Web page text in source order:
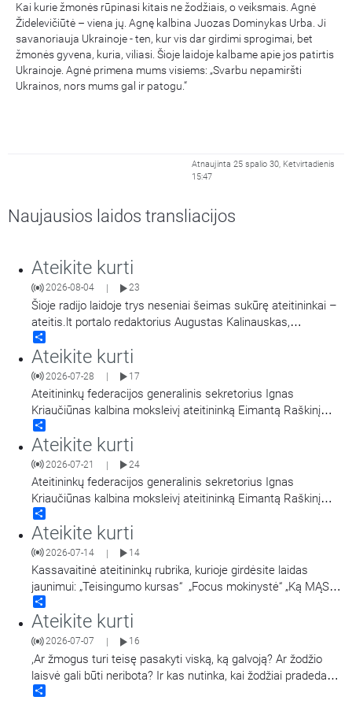
Kai kurie žmonės rūpinasi kitais ne žodžiais, o veiksmais. Agnė
Židelevičiūtė – viena jų. Agnę kalbina Juozas Dominykas Urba. Ji
savanoriauja Ukrainoje - ten, kur vis dar girdimi sprogimai, bet
žmonės gyvena, kuria, viliasi. Šioje laidoje kalbame apie jos patirtis
Ukrainoje. Agnė primena mums visiems: „Svarbu nepamiršti
Ukrainos, nors mums gal ir patogu.“
Atnaujinta 25 spalio 30, Ketvirtadienis
15:47
Naujausios laidos transliacijos
Ateikite kurti
2026-08-04 23
Šioje radijo laidoje trys neseniai šeimas sukūrę ateitininkai –
ateitis.lt portalo redaktorius Augustas Kalinauskas,
Ateitininkų federacijos generalinis sekretorius Ignas
Kriaučiūnas ir Lietuvos Respublikos prezidentūros Renginių ir
valstybinių apdovanojimų skyriuje dirbantis Rapolas Urbonas
aptaria klausimą, kodėl yra verta kurti šeimą? Taip pat
Ateikite kurti
2026-07-28 17
Ateitininkų federacijos generalinis sekretorius Ignas
Kriaučiūnas kalbina moksleivį ateitininką Eimantą Raškinį
apie jo atliktą mokinių tikėjimo tyrimą.
Ateikite kurti
2026-07-21 | 24
Ateitininkų federacijos generalinis sekretorius Ignas
Kriaučiūnas kalbina moksleivį ateitininką Eimantą Raškinį
apie jo atliktą mokinių tikėjimo tyrimą.
Ateikite kurti
2026-07-14 | 14
Kassavaitinė ateitininkų rubrika, kurioje girdėsite laidas
jaunimui: „Teisingumo kursas“ „Focus mokinystė“ „Ką MĄSto
moksleiviai?“ „Apie ugdymą“
Ateikite kurti
2026-07-07 16
,Ar žmogus turi teisę pasakyti viską, ką galvoją? Ar žodžio
laisvė gali būti neribota? Ir kas nutinka, kai žodžiai pradeda
žeisti, skaldyti ar kurstyti? Diskusiją apie žodžio laisvę: kur